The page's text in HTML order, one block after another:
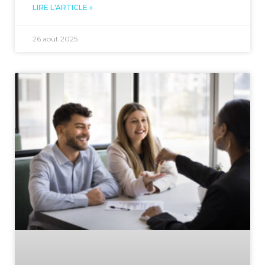
LIRE L'ARTICLE »
26 août 2025